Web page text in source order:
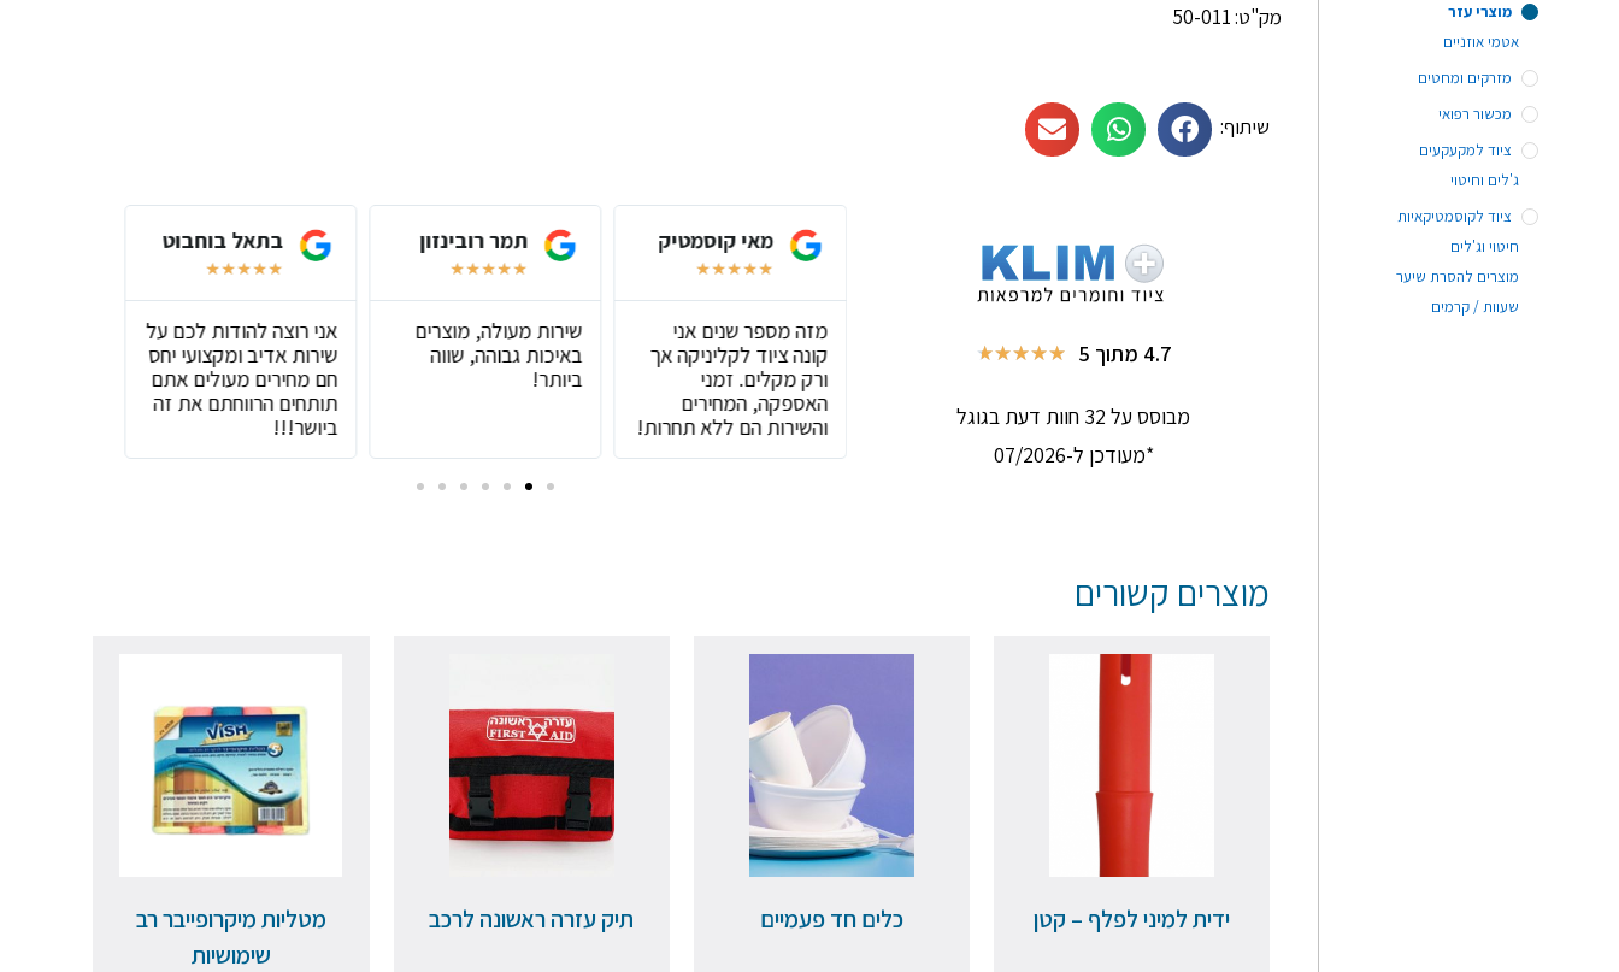
מק"ט: 50-011
שיתוף:
4.7 מתוך 5 ★
★
★
★
★
מבוסס על 32 חוות דעת בגוגל
*מעודכן ל-07/2026
תם סלמן
★
Ginkgo Home אסף שליפקה
★
★
,שירות מצוין וסבלני
מאי קוסמטיק
★
★
★
★
★
מזה מספר שנים אני
קונה ציוד לקליניקה אך
ורק מקלים. זמני
האספקה, המחירים
והשירות הם ללא תחרות!
תמר רובינזון
★
★
★
★
★
שירות מעולה, מוצרים
באיכות גבוהה, שווה
ביותר!
בתאל בוחבוט
★
★
★
★
★
אני רוצה להודות לכם על
שירות אדיב ומקצועי יחס
חם מחירים מעולים אתם
תותחים הרווחתם את זה
ביושר!!!
מוצרים קשורים
ידית למיני לפלף – קטן כלים חד פעמיים תיק עזרה ראשונה לרכב
מטליות מיקרופייבר רב
שימושיות
מוצרי עזר
אטמי אוזניים
מזרקים ומחטים
מכשור רפואי
ציוד למקעקעים
ג'לים וחיטוי
ציוד לקוסמטיקאיות
חיטוי וג'לים
מוצרים להסרת שיער
שעוות / קרמים